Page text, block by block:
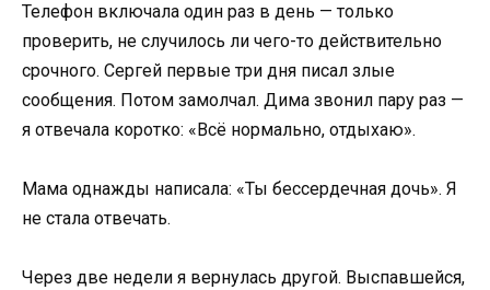
Телефон включала один раз в день — только
проверить, не случилось ли чего-то действительно
срочного. Сергей первые три дня писал злые
сообщения. Потом замолчал. Дима звонил пару раз —
я отвечала коротко: «Всё нормально, отдыхаю».
Мама однажды написала: «Ты бессердечная дочь». Я
не стала отвечать.
Через две недели я вернулась другой. Выспавшейся,